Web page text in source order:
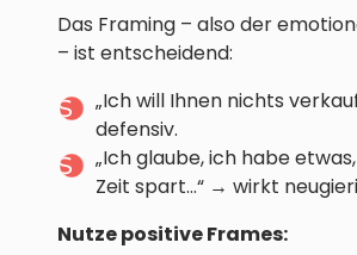
Das Framing – also der
– ist entscheidend:
„Ich will Ihnen nichts
defensiv.
„Ich glaube, ich habe
Zeit spart…“ → wirkt
Nutze positive Frames: